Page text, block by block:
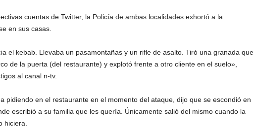
cuentas de Twitter, la Policía de ambas localidades exhortó a la
en sus casas.
el kebab. Llevaba un pasamontañas y un rifle de asalto. Tiró una granada que
de la puerta (del restaurante) y explotó frente a otro cliente en el suelo»,
al canal n-tv.
pidiendo en el restaurante en el momento del ataque, dijo que se escondió en
escribió a su familia que les quería. Únicamente salió del mismo cuando la
hiciera.